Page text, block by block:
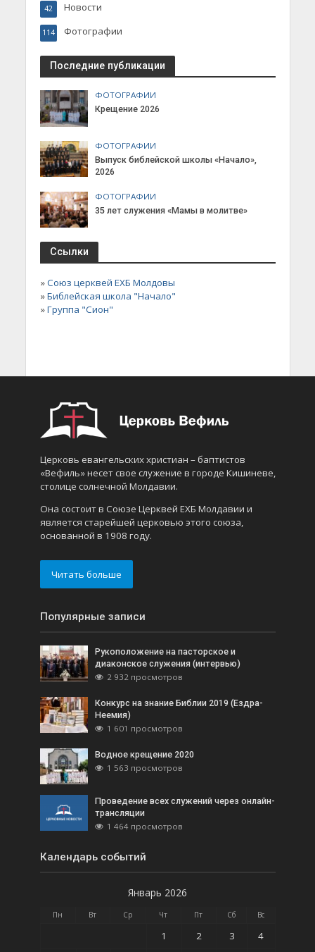
Новости
42
Фотографии
114
Последние публикации
ФОТОГРАФИИ
Крещение 2026
ФОТОГРАФИИ
Выпуск библейской школы «Начало»,
2026
ФОТОГРАФИИ
35 лет служения «Мамы в молитве»
Ссылки
»Союз церквей ЕХБ Молдовы
»Библейская школа "Начало"
»Группа "Сион"
Церковь евангельских христиан – баптистов
«Вефиль» несет свое служение в городе Кишиневе,
столице солнечной Молдавии.
Она состоит в Союзе Церквей ЕХБ Молдавии и
является старейшей церковью этого союза,
основанной в 1908 году.
Читать больше
Популярные записи
Рукоположение на пасторское и
диаконское служения (интервью)
2 932 просмотров
Конкурс на знание Библии 2019 (Ездра-
Неемия)
1 601 просмотров
Водное крещение 2020
1 563 просмотров
Проведение всех служений через онлайн-
трансляции
1 464 просмотров
Календарь событий
Январь 2026
Пн Вт Ср Чт Пт Сб Вс
1 2 3 4